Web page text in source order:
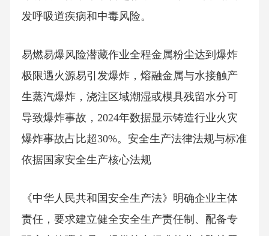
发呼吸道疾病和中毒风险。
易燃易爆风险潜藏作业全程金属粉尘达到爆炸
极限遇火源易引发爆炸，熔融金属与水接触产
生蒸汽爆炸，浇注区域潮湿或模具残留水分可
导致爆炸事故，2024年数据显示铸造行业火灾
爆炸事故占比超30%。安全生产法律法规与标准
依据国家安全生产核心法规
《中华人民共和国安全生产法》明确企业主体
责任，要求建立健全安全生产责任制、配备专